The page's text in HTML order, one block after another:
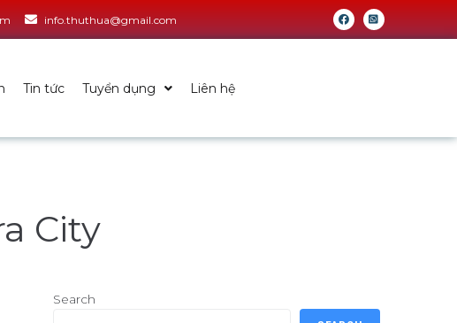
info.thuthua@gmail.com
Tin tức Tuyển dụng Liên hệ
City
Search